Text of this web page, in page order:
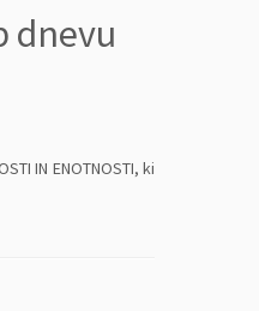
dnevu
IN ENOTNOSTI, ki